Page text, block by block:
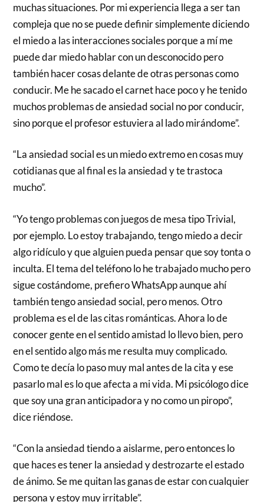
muchas situaciones. Por mi experiencia llega a ser tan
compleja que no se puede definir simplemente diciendo
el miedo a las interacciones sociales porque a mí me
puede dar miedo hablar con un desconocido pero
también hacer cosas delante de otras personas como
conducir. Me he sacado el carnet hace poco y he tenido
muchos problemas de ansiedad social no por conducir,
sino porque el profesor estuviera al lado mirándome”.
“La ansiedad social es un miedo extremo en cosas muy
cotidianas que al final es la ansiedad y te trastoca
mucho”.
“Yo tengo problemas con juegos de mesa tipo Trivial,
por ejemplo. Lo estoy trabajando, tengo miedo a decir
algo ridículo y que alguien pueda pensar que soy tonta o
inculta. El tema del teléfono lo he trabajado mucho pero
sigue costándome, prefiero WhatsApp aunque ahí
también tengo ansiedad social, pero menos. Otro
problema es el de las citas románticas. Ahora lo de
conocer gente en el sentido amistad lo llevo bien, pero
en el sentido algo más me resulta muy complicado.
Como te decía lo paso muy mal antes de la cita y ese
pasarlo mal es lo que afecta a mi vida. Mi psicólogo dice
que soy una gran anticipadora y no como un piropo”,
dice riéndose.
“Con la ansiedad tiendo a aislarme, pero entonces lo
que haces es tener la ansiedad y destrozarte el estado
de ánimo. Se me quitan las ganas de estar con cualquier
persona y estoy muy irritable”.